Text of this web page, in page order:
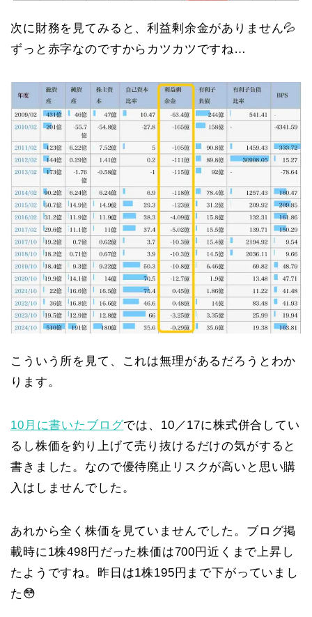
次に財務を見てみると、利益剰余金がありません💦
ずっと赤字なのですからカツカツですね…
こういう所を見て、これは無理があるだろうとわか
ります。
10月に書いたブログでは、10／17に株式併合してい
るし株価を釣り上げて売り抜けるだけの気がすると
書きました。なので優待廃止リスクが高いと思い購
入はしませんでした。
あれから全く株価を見ていませんでした。ブログ掲
載時に1株498円だった株価は700円近くまで上昇し
たようですね。昨日は1株195円まで下がっていまし
た😳